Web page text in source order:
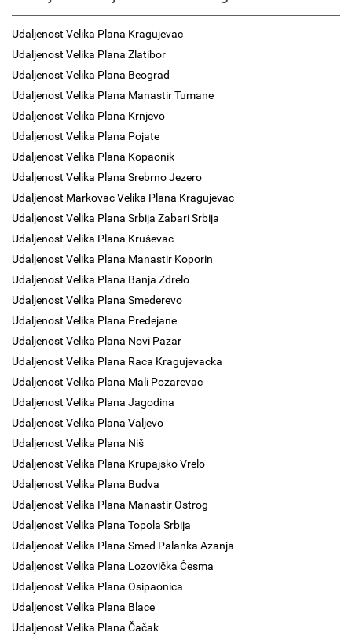
Udaljenost Velika Plana Kragujevac
Udaljenost Velika Plana Zlatibor
Udaljenost Velika Plana Beograd
Udaljenost Velika Plana Manastir Tumane
Udaljenost Velika Plana Krnjevo
Udaljenost Velika Plana Pojate
Udaljenost Velika Plana Kopaonik
Udaljenost Velika Plana Srebrno Jezero
Udaljenost Markovac Velika Plana Kragujevac
Udaljenost Velika Plana Srbija Zabari Srbija
Udaljenost Velika Plana Kruševac
Udaljenost Velika Plana Manastir Koporin
Udaljenost Velika Plana Banja Zdrelo
Udaljenost Velika Plana Smederevo
Udaljenost Velika Plana Predejane
Udaljenost Velika Plana Novi Pazar
Udaljenost Velika Plana Raca Kragujevacka
Udaljenost Velika Plana Mali Pozarevac
Udaljenost Velika Plana Jagodina
Udaljenost Velika Plana Valjevo
Udaljenost Velika Plana Niš
Udaljenost Velika Plana Krupajsko Vrelo
Udaljenost Velika Plana Budva
Udaljenost Velika Plana Manastir Ostrog
Udaljenost Velika Plana Topola Srbija
Udaljenost Velika Plana Smed Palanka Azanja
Udaljenost Velika Plana Lozovička Česma
Udaljenost Velika Plana Osipaonica
Udaljenost Velika Plana Blace
Udaljenost Velika Plana Čačak